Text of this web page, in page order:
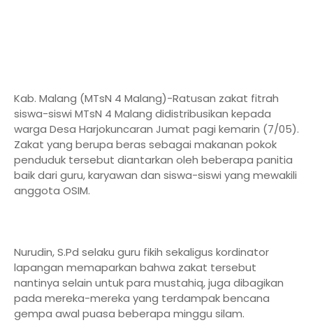
Kab. Malang (MTsN 4 Malang)-Ratusan zakat fitrah
siswa-siswi MTsN 4 Malang didistribusikan kepada
warga Desa Harjokuncaran Jumat pagi kemarin (7/05).
Zakat yang berupa beras sebagai makanan pokok
penduduk tersebut diantarkan oleh beberapa panitia
baik dari guru, karyawan dan siswa-siswi yang mewakili
anggota OSIM.
Nurudin, S.Pd selaku guru fikih sekaligus kordinator
lapangan memaparkan bahwa zakat tersebut
nantinya selain untuk para mustahiq, juga dibagikan
pada mereka-mereka yang terdampak bencana
gempa awal puasa beberapa minggu silam.